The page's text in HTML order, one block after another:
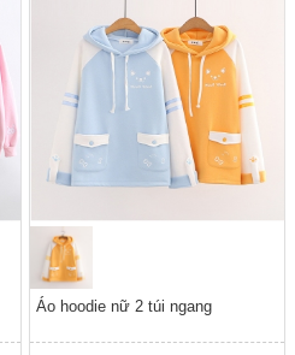
Áo hoodie nữ 2 túi ngang